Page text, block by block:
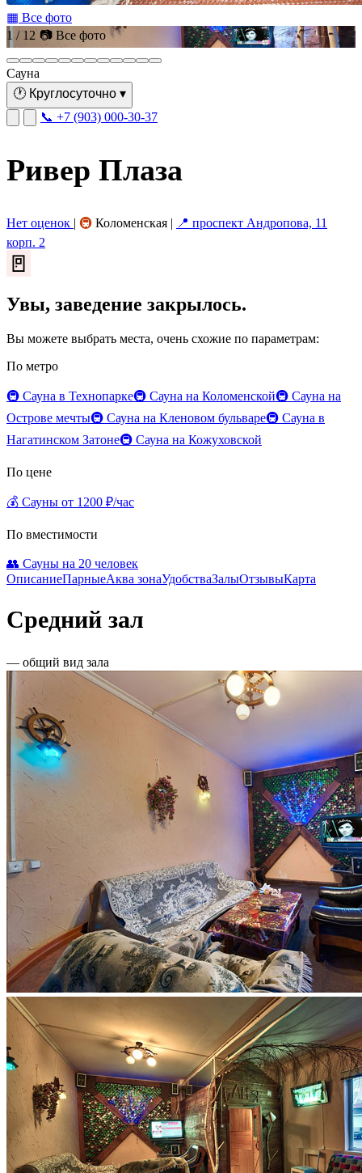
▦ Все фото
1 / 12 📷 Все фото
Сауна
🕐 Круглосуточно ▾
📞 +7 (903) 000-30-37
Ривер Плаза
Нет оценок | 🚇 Коломенская | 📍 проспект Андропова, 11
корп. 2
🚪
Увы, заведение закрылось.
Вы можете выбрать места, очень схожие по параметрам:
По метро
🚇 Сауна в Технопарке🚇 Сауна на Коломенской🚇 Сауна на
Острове мечты🚇 Сауна на Кленовом бульваре🚇 Сауна в
Нагатинском Затоне🚇 Сауна на Кожуховской
По цене
💰 Сауны от 1200 ₽/час
По вместимости
👥 Сауны на 20 человек
ОписаниеПарныеАква зонаУдобстваЗалыОтзывыКарта
Средний зал
— общий вид зала